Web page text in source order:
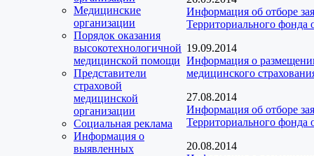
Медицинские
организации
Порядок оказания
высокотехнологичной
медицинской помощи
Представители
страховой
медицинской
организации
Социальная реклама
Информация о
выявленных
Информация об отборе
Территориального фонда
19.09.2014
Информация о
медицинского
27.08.2014
Информация об отборе
Территориального фонда
20.08.2014